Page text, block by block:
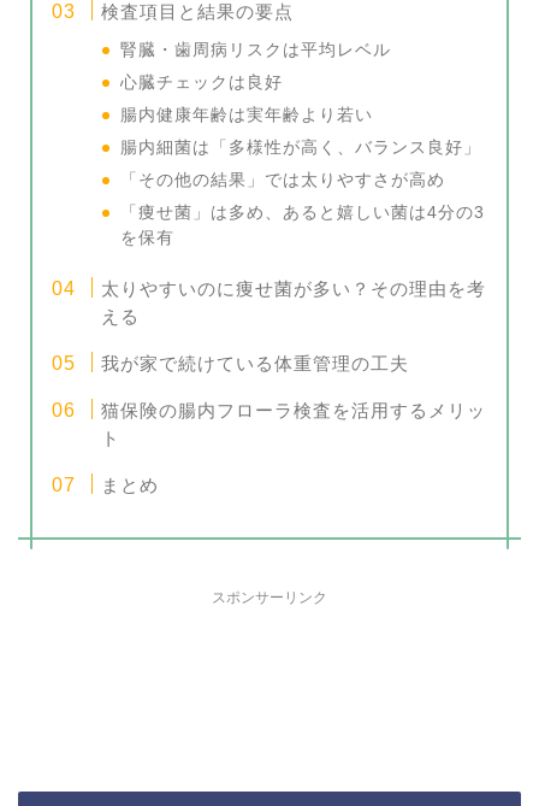
検査項目と結果の要点
腎臓・歯周病リスクは平均レベル
心臓チェックは良好
腸内健康年齢は実年齢より若い
腸内細菌は「多様性が高く、バランス良好」
「その他の結果」では太りやすさが高め
「痩せ菌」は多め、あると嬉しい菌は4分の3
を保有
太りやすいのに痩せ菌が多い？その理由を考
える
我が家で続けている体重管理の工夫
猫保険の腸内フローラ検査を活用するメリッ
ト
まとめ
スポンサーリンク